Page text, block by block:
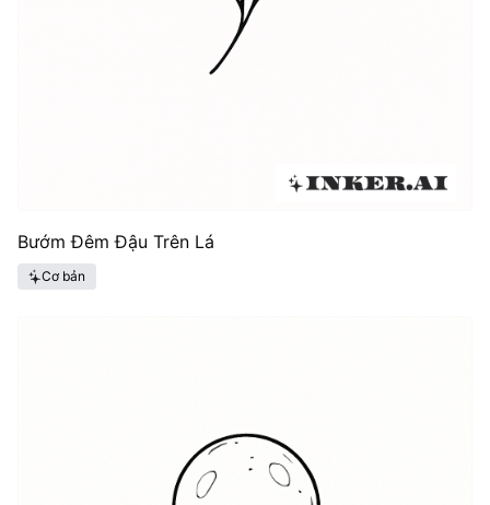
Bướm Đêm Đậu Trên Lá
Cơ bản